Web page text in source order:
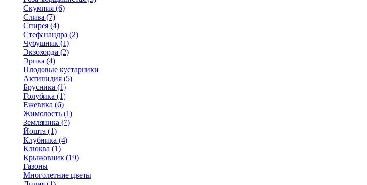
Скумпия (6)
Слива (7)
Спирея (4)
Стефанандра (2)
Чубушник (1)
Экзохорда (2)
Эрика (4)
Плодовые кустарники
Актинидия (5)
Брусника (1)
Голубика (1)
Ежевика (6)
Жимолость (1)
Земляника (7)
Йошта (1)
Клубника (4)
Клюква (1)
Крыжовник (19)
Газоны
Многолетние цветы